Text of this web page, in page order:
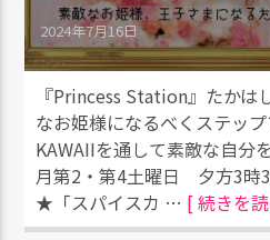
2024年7月16日
『Princess Station』たかは
なお姫様になるべくステッ
KAWAIIを通して素敵な自
月第2・第4土曜日 夕方3時
★「スパイスカ … [ 続きを